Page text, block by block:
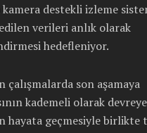
destekli izleme
verileri anlık olarak
hedefleniyor.
çalışmalarda son aşamaya
kademeli olarak devreye
hayata geçmesiyle birlikte